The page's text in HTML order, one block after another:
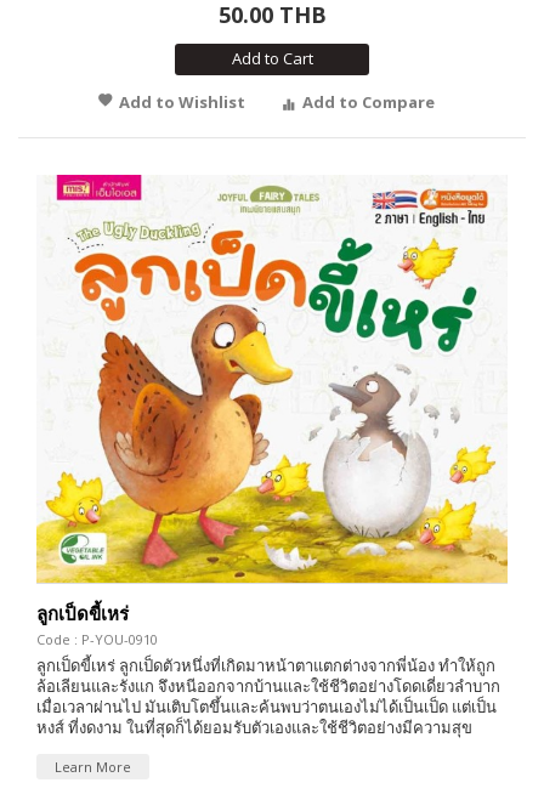
50.00 THB
Add to Cart
Add to Wishlist
Add to Compare
ลูกเป็ดขี้เหร่
Code : P-YOU-0910
ลูกเป็ดขี้เหร่ ลูกเป็ดตัวหนึ่งที่เกิดมาหน้าตาแตกต่างจากพี่น้อง ทำให้ถูก
ล้อเลียนและรังแก จึงหนีออกจากบ้านและใช้ชีวิตอย่างโดดเดี่ยวลำบาก
เมื่อเวลาผ่านไป มันเติบโตขึ้นและค้นพบว่าตนเองไม่ได้เป็นเป็ด แต่เป็น
หงส์ ที่งดงาม ในที่สุดก็ได้ยอมรับตัวเองและใช้ชีวิตอย่างมีความสุข
Learn More